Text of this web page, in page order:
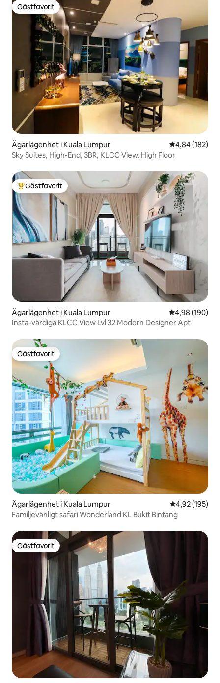
Gästfavorit
Gästfavorit
Ägarlägenhet i Kuala Lumpur 4,84 av 5 i
4,84 (182)
Sky Suites, High-End, 3BR, KLCC View, High Floor
Populär gästfavorit
Gästfavorit
Ägarlägenhet i Kuala Lumpur 4,98 av 5 i
4,98 (190)
Insta-värdiga KLCC View Lvl 32 Modern Designer Apt
Gästfavorit
Gästfavorit
Ägarlägenhet i Kuala Lumpur 4,92 av 5 i
4,92 (195)
Familjevänligt safari Wonderland KL Bukit Bintang
Gästfavorit
Gästfavorit